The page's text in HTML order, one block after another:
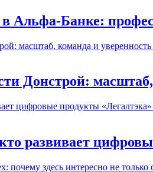
Альфа-Банке:
Донстрой:
развивает